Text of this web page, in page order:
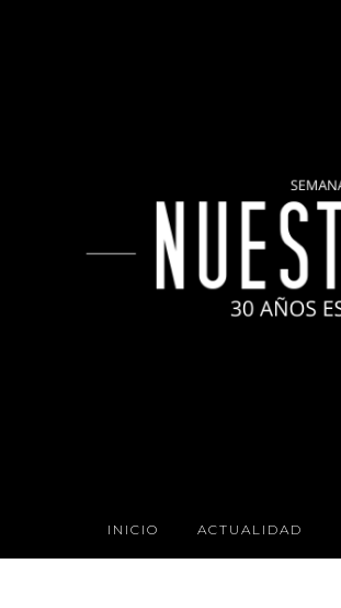
INICIO ACTUALIDAD